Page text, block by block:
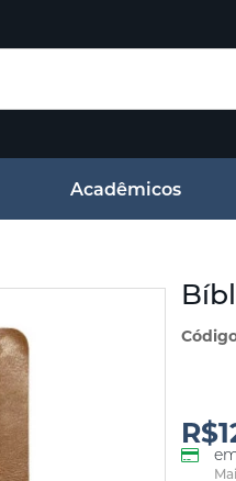
Acadêmicos